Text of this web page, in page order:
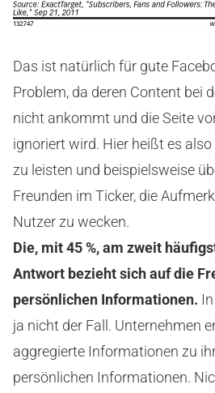
Das ist natürlich für gute
Problem, da deren Content bei
nicht ankommt und die Seite
ignoriert wird. Hier heißt es
zu leisten und beispielsweise
Freunden im Ticker, die
Nutzer zu wecken.
Die, mit 45 %, am zweit
Antwort bezieht sich auf die
persönlichen Informationen.
ja nicht der Fall. Unternehmen
aggregierte Informationen zu
persönlichen Informationen.